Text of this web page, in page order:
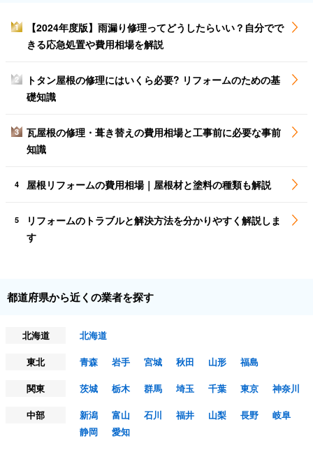
1
【2024年度版】雨漏り修理ってどうしたらいい？自分でで
きる応急処置や費用相場を解説
2
トタン屋根の修理にはいくら必要? リフォームのための基
礎知識
3
瓦屋根の修理・葺き替えの費用相場と工事前に必要な事前
知識
4 屋根リフォームの費用相場｜屋根材と塗料の種類も解説
5
リフォームのトラブルと解決方法を分かりやすく解説しま
す
都道府県から近くの業者を探す
北海道
北海道
東北
青森 岩手 宮城 秋田 山形
福島
関東
茨城 栃木 群馬 埼玉 千葉 東京
神奈川
中部
新潟 富山 石川 福井 山梨 長野
岐阜
静岡
愛知